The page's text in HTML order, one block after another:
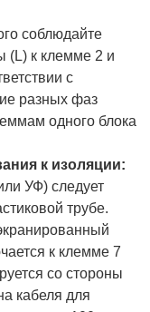
соблюдайте
(L) к клемме 2 и
с
разных фаз
одного блока
к изоляции:
УФ) следует
трубе.
к клемме 7
со стороны
кабеля для